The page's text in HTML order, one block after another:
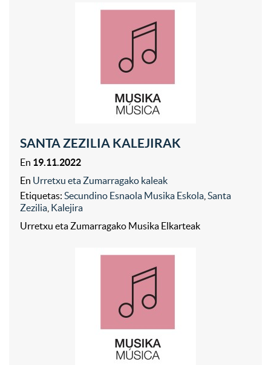
SANTA ZEZILIA KALEJIRAK
En 19.11.2022
En Urretxu eta Zumarragako kaleak
Etiquetas: Secundino Esnaola Musika Eskola Santa
Zezilia Kalejira
Urretxu eta Zumarragako Musika Elkarteak